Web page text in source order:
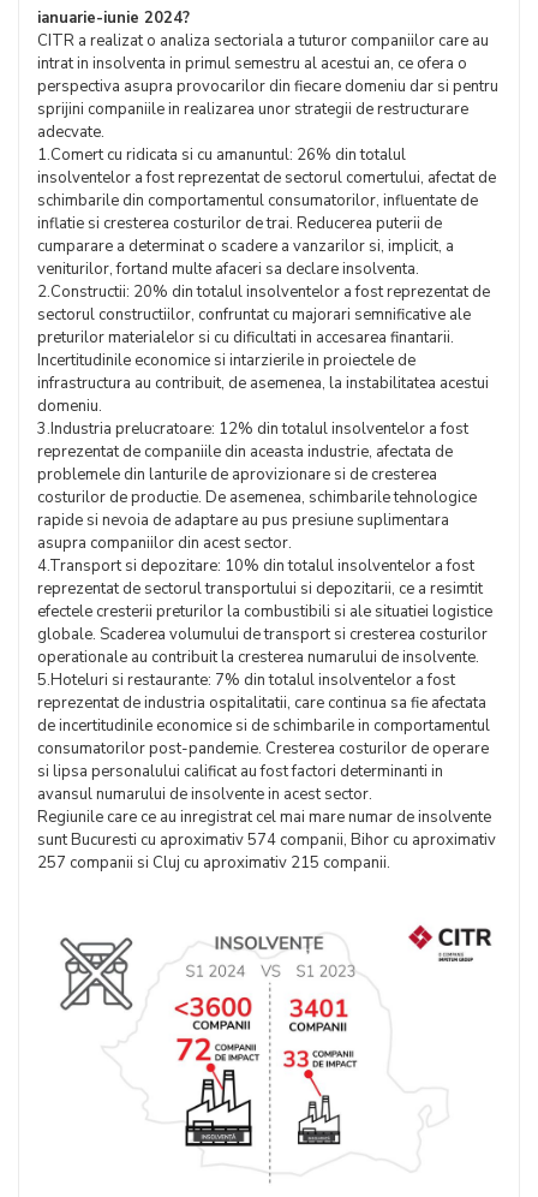
ianuarie-iunie 2024?
CITR a realizat o analiza sectoriala a tuturor companiilor care au
intrat in insolventa in primul semestru al acestui an, ce ofera o
perspectiva asupra provocarilor din fiecare domeniu dar si pentru
sprijini companiile in realizarea unor strategii de restructurare
adecvate.
1.Comert cu ridicata si cu amanuntul: 26% din totalul
insolventelor a fost reprezentat de sectorul comertului, afectat de
schimbarile din comportamentul consumatorilor, influentate de
inflatie si cresterea costurilor de trai. Reducerea puterii de
cumparare a determinat o scadere a vanzarilor si, implicit, a
veniturilor, fortand multe afaceri sa declare insolventa.
2.Constructii: 20% din totalul insolventelor a fost reprezentat de
sectorul constructiilor, confruntat cu majorari semnificative ale
preturilor materialelor si cu dificultati in accesarea finantarii.
Incertitudinile economice si intarzierile in proiectele de
infrastructura au contribuit, de asemenea, la instabilitatea acestui
domeniu.
3.Industria prelucratoare: 12% din totalul insolventelor a fost
reprezentat de companiile din aceasta industrie, afectata de
problemele din lanturile de aprovizionare si de cresterea
costurilor de productie. De asemenea, schimbarile tehnologice
rapide si nevoia de adaptare au pus presiune suplimentara
asupra companiilor din acest sector.
4.Transport si depozitare: 10% din totalul insolventelor a fost
reprezentat de sectorul transportului si depozitarii, ce a resimtit
efectele cresterii preturilor la combustibili si ale situatiei logistice
globale. Scaderea volumului de transport si cresterea costurilor
operationale au contribuit la cresterea numarului de insolvente.
5.Hoteluri si restaurante: 7% din totalul insolventelor a fost
reprezentat de industria ospitalitatii, care continua sa fie afectata
de incertitudinile economice si de schimbarile in comportamentul
consumatorilor post-pandemie. Cresterea costurilor de operare
si lipsa personalului calificat au fost factori determinanti in
avansul numarului de insolvente in acest sector.
Regiunile care ce au inregistrat cel mai mare numar de insolvente
sunt Bucuresti cu aproximativ 574 companii, Bihor cu aproximativ
257 companii si Cluj cu aproximativ 215 companii.